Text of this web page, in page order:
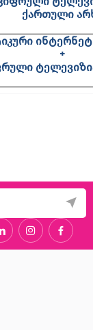
ქართული
+